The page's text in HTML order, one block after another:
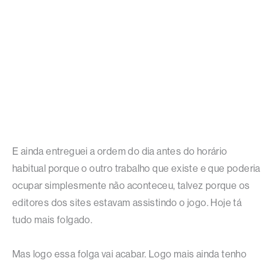
E ainda entreguei a ordem do dia antes do horário
habitual porque o outro trabalho que existe e que poderia
ocupar simplesmente não aconteceu, talvez porque os
editores dos sites estavam assistindo o jogo. Hoje tá
tudo mais folgado.
Mas logo essa folga vai acabar. Logo mais ainda tenho